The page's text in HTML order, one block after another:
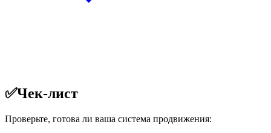
✅Чек-лист
Проверьте, готова ли ваша система продвижения: